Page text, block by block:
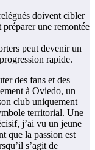
doivent cibler
une remontée
peut devenir un
rapide.
des fans et des
à Oviedo, un
club uniquement
territorial. Une
j’ai vu un jeune
que la passion est
s’agit de